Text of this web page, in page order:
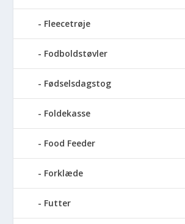
Fleecetrøje
Fodboldstøvler
Fødselsdagstog
Foldekasse
Food Feeder
Forklæde
Futter